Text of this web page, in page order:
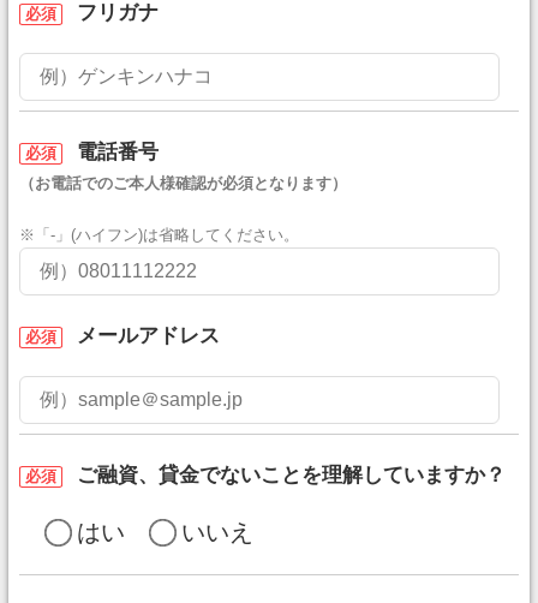
必須 フリガナ
必須 電話番号
（お電話でのご本人様確認が必須となります）
※「-」(ハイフン)は省略してください。
必須 メールアドレス
必須 ご融資、貸金でないことを理解していますか？
はい いいえ